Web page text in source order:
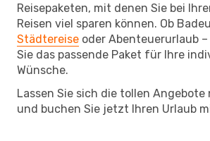
Reisepaketen, mit denen Sie bei
Reisen viel sparen können. Ob
Städtereise oder Abenteuerurlaub
Sie das passende Paket für Ihre
Wünsche.
Lassen Sie sich die tollen
und buchen Sie jetzt Ihren Urlaub